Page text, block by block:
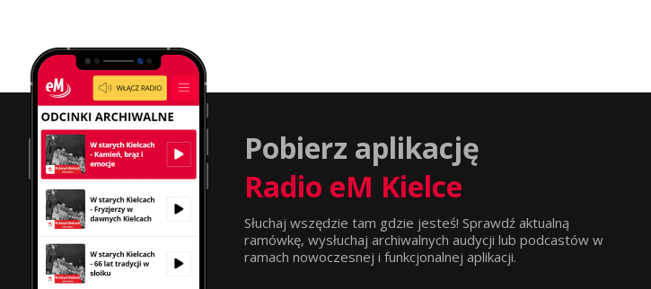
Pobierz aplikację
Radio eM Kielce
Słuchaj wszędzie tam gdzie jesteś! Sprawdź aktualną
ramówkę, wysłuchaj archiwalnych audycji lub podcastów w
ramach nowoczesnej i funkcjonalnej aplikacji.